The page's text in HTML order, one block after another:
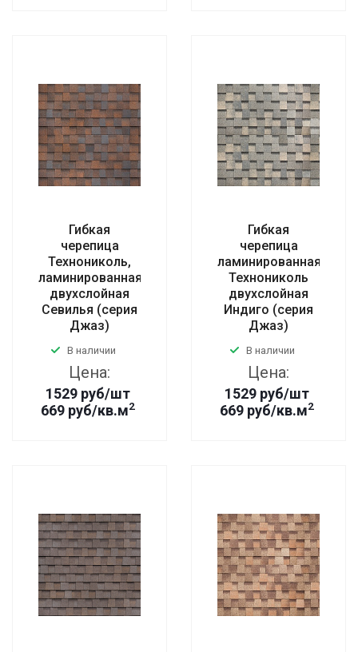
Гибкая
черепица
Технониколь,
ламинированная
двухслойная
Севилья (серия
Джаз)
В наличии
Цена:
1529 руб/шт
669 руб/кв.м2
Гибкая
черепица
ламинированная
Технониколь
двухслойная
Индиго (серия
Джаз)
В наличии
Цена:
1529 руб/шт
669 руб/кв.м2